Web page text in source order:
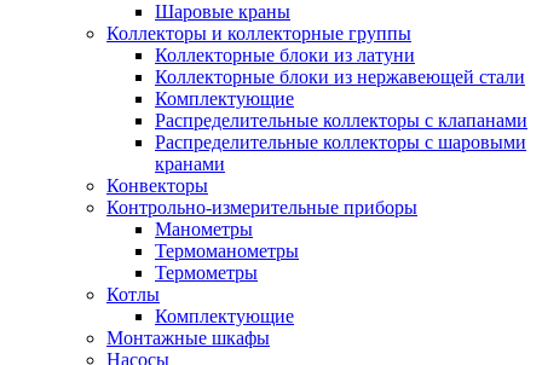
Шаровые краны
Коллекторы и коллекторные группы
Коллекторные блоки из латуни
Коллекторные блоки из нержавеющей стали
Комплектующие
Распределительные коллекторы с клапанами
Распределительные коллекторы с шаровыми
кранами
Конвекторы
Контрольно-измерительные приборы
Манометры
Термоманометры
Термометры
Котлы
Комплектующие
Монтажные шкафы
Насосы